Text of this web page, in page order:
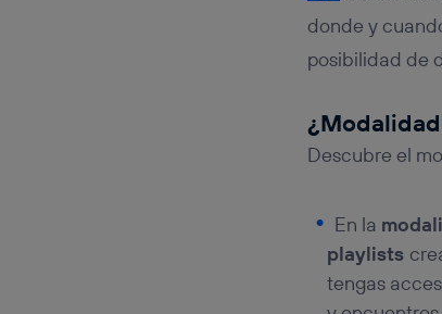
donde y
posibilidad de
Descubre el
En la
playlists
tengas